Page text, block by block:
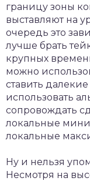
границу зоны
выставляют на
очередь это
лучше брать
крупных
можно
ставить
использовать
сопровождать
локальные
локальные
Ну и нельзя
Несмотря на